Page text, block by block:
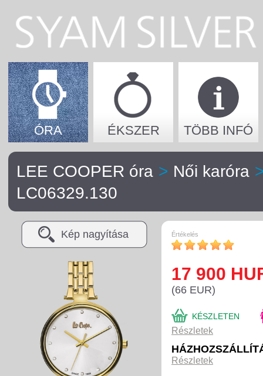
ÓRA ÉKSZER TÖBB INFÓ
LEE COOPER óra > Női karóra
LC06329.130
Értékelés
17 900
(66 EUR)
KÉSZLETEN
Részletek
Részletek
Kép nagyítása